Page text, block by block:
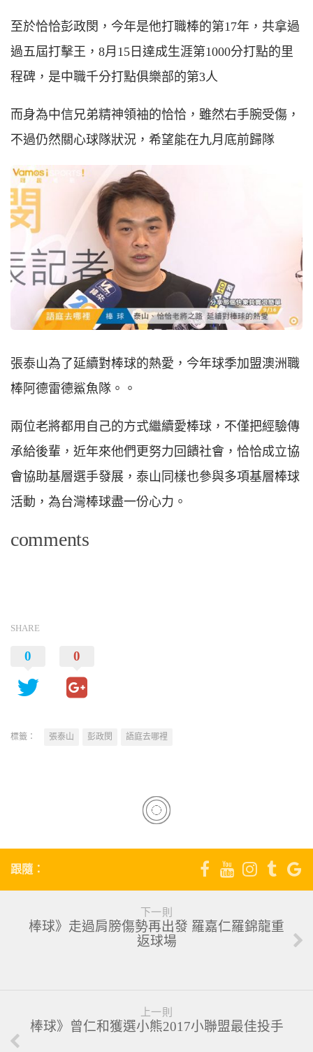
至於恰恰彭政閔，今年是他打職棒的第17年，共拿過
過五屆打擊王，8月15日達成生涯第1000分打點的里
程碑，是中職千分打點俱樂部的第3人
而身為中信兄弟精神領袖的恰恰，雖然右手腕受傷，
不過仍然關心球隊狀況，希望能在九月底前歸隊
張泰山為了延續對棒球的熱愛，今年球季加盟澳洲職
棒阿德雷德鯊魚隊。。
兩位老將都用自己的方式繼續愛棒球，不僅把經驗傳
承給後輩，近年來他們更努力回饋社會，恰恰成立協
會協助基層選手發展，泰山同樣也參與多項基層棒球
活動，為台灣棒球盡一份心力。
comments
SHARE
0 0
標籤： 張泰山 彭政閔 語庭去哪裡
跟隨：
下一則
棒球》走過肩膀傷勢再出發 羅嘉仁羅錦龍重
返球場
上一則
棒球》曾仁和獲選小熊2017小聯盟最佳投手